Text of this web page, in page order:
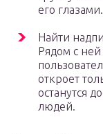
его глазами.
Найти
Рядом с
откроет
останутся
людей.